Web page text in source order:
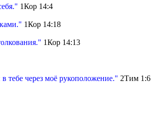
1Кор 14:4
1Кор 14:18
1Кор 14:13
тебе через моё рукоположение." 2Тим 1:6